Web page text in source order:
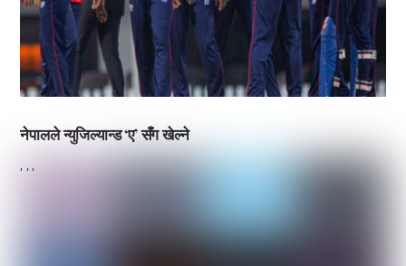
नेपालले न्युजिल्यान्ड ‘ए’ सँग खेल्ने
, , ,